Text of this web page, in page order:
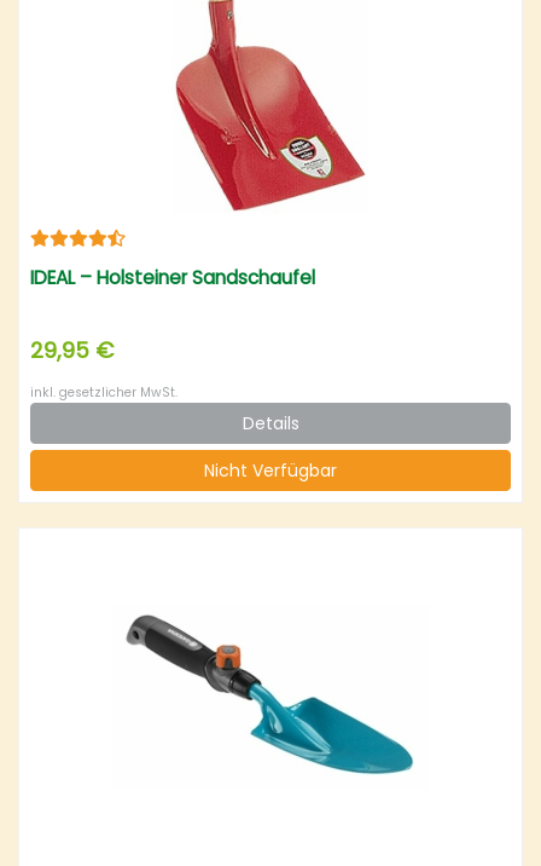
IDEAL – Holsteiner Sandschaufel
29,95 €
inkl. gesetzlicher MwSt.
Details
Nicht Verfügbar